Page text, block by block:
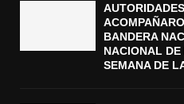
BANDERA
NACIONAL
SEMANA DE